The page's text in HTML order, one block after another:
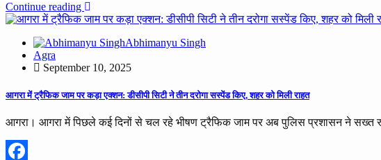
Continue reading
Abhimanyu Singh
Agra
September 10, 2025
आगरा में ट्रैफिक जाम पर कड़ा एक्शन: डीसीपी सिटी ने तीन दरोगा सस्पेंड किए, शहर को मिली राहत
आगरा। आगरा में पिछले कई दिनों से चल रहे भीषण ट्रैफिक जाम पर अब पुलिस प्रशासन ने सख्त